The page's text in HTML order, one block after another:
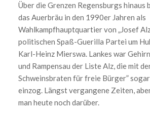
Über die Grenzen Regensburgs hinaus
das Auerbräu in den 1990er Jahren als
Wahlkampfhauptquartier von „Josef
politischen Spaß-Guerilla Partei um
Karl-Heinz Mierswa. Lankes war
und Rampensau der Liste Alz, die mit
Schweinsbraten für freie Bürger”
einzog. Längst vergangene Zeiten,
man heute noch darüber.